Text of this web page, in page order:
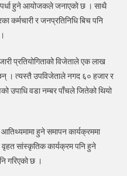
हुने आयोजकले जनाएको छ । साथै
कर्मचारी र जनप्रतिनिधि बिच पनि
प्रतियोगिताको विजेताले एक लाख
। त्यस्तै उपविजेताले नगद ६० हजार र
वडा नम्बर पाँचले जितेको थियो
हुने समापन कार्यक्रममा
वृहत सांस्कृतिक कार्यक्रम पनि हुने
गरिएको छ ।